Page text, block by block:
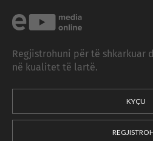
Regjistrohuni për të shkarkuar
në kualitet të lartë.
KYÇU